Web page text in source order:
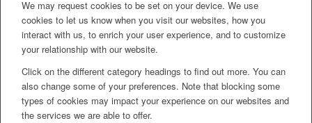
We may request cookies to be set on your device. We use
cookies to let us know when you visit our websites, how you
interact with us, to enrich your user experience, and to customize
your relationship with our website.
Click on the different category headings to find out more. You can
also change some of your preferences. Note that blocking some
types of cookies may impact your experience on our websites and
the services we are able to offer.